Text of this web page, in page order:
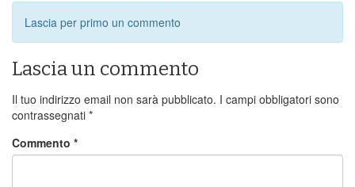
Lascia per primo un commento
Lascia un commento
Il tuo indirizzo email non sarà pubblicato. I campi obbligatori sono
contrassegnati *
Commento *